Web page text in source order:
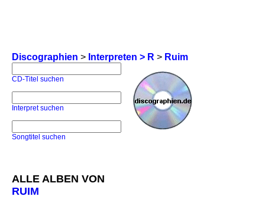
Discographien > Interpreten > R > Ruim
CD-Titel suchen
Interpret suchen
Songtitel suchen
ALLE ALBEN VON
RUIM